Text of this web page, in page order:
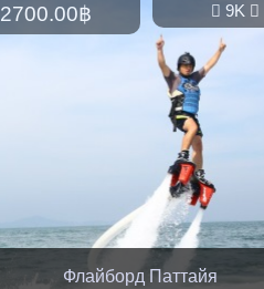
9K
2700.00฿
Флайборд Паттайя